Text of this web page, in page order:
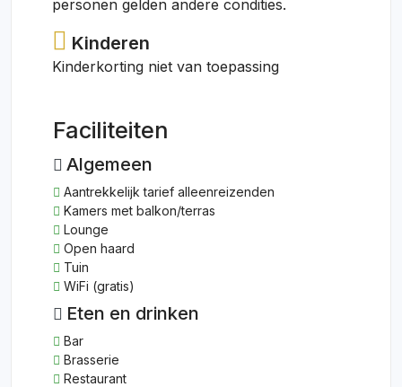
personen gelden andere condities.
Kinderen
Kinderkorting niet van toepassing
Faciliteiten
Algemeen
Aantrekkelijk tarief alleenreizenden
Kamers met balkon/terras
Lounge
Open haard
Tuin
WiFi (gratis)
Eten en drinken
Bar
Brasserie
Restaurant